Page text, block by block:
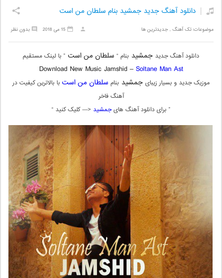
دانلود آهنگ جدید جمشید بنام سلطان من است
موضوعات:تک آهنگ ,جدیدترین ها بدون نظر 15 می 2018
دانلود آهنگ جدید جمشید بنام “ سلطان من است ” با لینک مستقیم
Download New Music Jamshid –Soltane Man Ast
موزیک جدید و بسیار زیبای جمشید بنام سلطان من استبا بالاترین کیفیت در
آهنگ فاخر
” برای دانلود آهنگ هایجمشید <— کلیک کنید “